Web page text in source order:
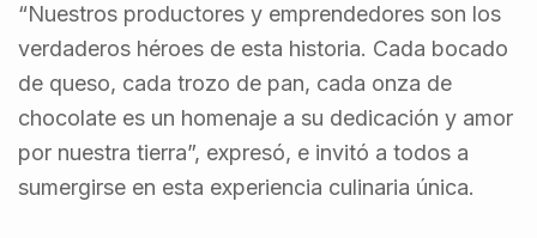
“Nuestros productores y emprendedores son los
verdaderos héroes de esta historia. Cada bocado
de queso, cada trozo de pan, cada onza de
chocolate es un homenaje a su dedicación y amor
por nuestra tierra”, expresó, e invitó a todos a
sumergirse en esta experiencia culinaria única.